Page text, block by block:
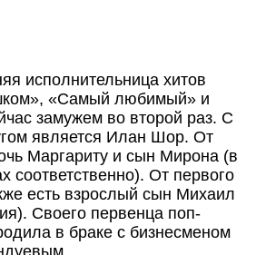
исполнительница хитов
«Самый любимый» и
замужем во второй раз. С
является Илан Шор. От
Маргариту и сын Мирона (в
соответственно). От первого
есть взрослый сын Михаил
Своего первенца поп-
в браке с бизнесменом